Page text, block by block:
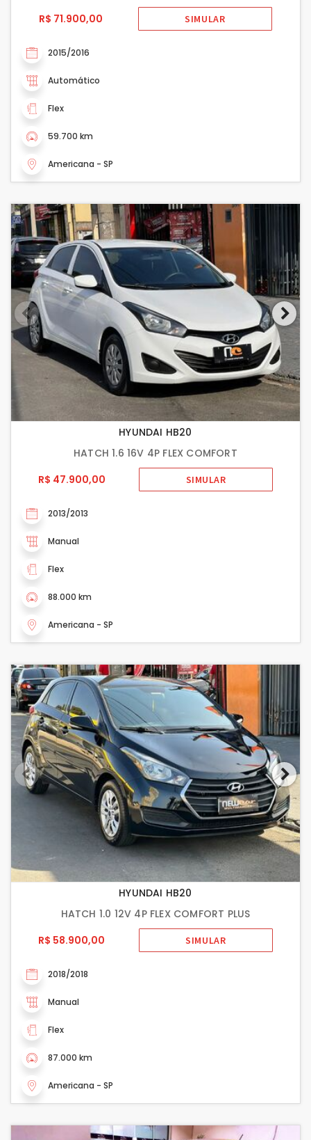
R$ 71.900,00
SIMULAR
2015/2016
Automático
Flex
59.700 km
Americana - SP
HYUNDAI HB20
HATCH 1.6 16V 4P FLEX COMFORT
R$ 47.900,00
SIMULAR
2013/2013
Manual
Flex
88.000 km
Americana - SP
HYUNDAI HB20
HATCH 1.0 12V 4P FLEX COMFORT PLUS
R$ 58.900,00
SIMULAR
2018/2018
Manual
Flex
87.000 km
Americana - SP